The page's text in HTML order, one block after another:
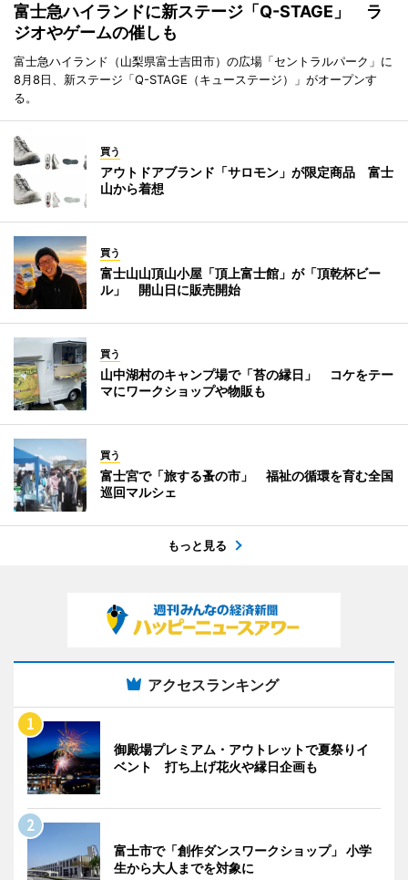
富士急ハイランドに新ステージ「Q-STAGE」 ラ
ジオやゲームの催しも
富士急ハイランド（山梨県富士吉田市）の広場「セントラルパーク」に
8月8日、新ステージ「Q-STAGE（キューステージ）」がオープンす
る。
買う
アウトドアブランド「サロモン」が限定商品 富士
山から着想
買う
富士山山頂山小屋「頂上富士館」が「頂乾杯ビー
ル」 開山日に販売開始
買う
山中湖村のキャンプ場で「苔の縁日」 コケをテー
マにワークショップや物販も
買う
富士宮で「旅する蚤の市」 福祉の循環を育む全国
巡回マルシェ
もっと見る
アクセスランキング
御殿場プレミアム・アウトレットで夏祭りイ
ベント 打ち上げ花火や縁日企画も
富士市で「創作ダンスワークショップ」 小学
生から大人までを対象に